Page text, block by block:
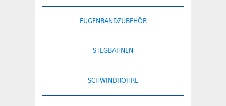
FUGENBANDZUBEHÖR
STEGBAHNEN
SCHWINDROHRE